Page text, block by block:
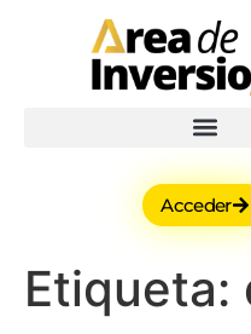
Acceder
Etiqueta: